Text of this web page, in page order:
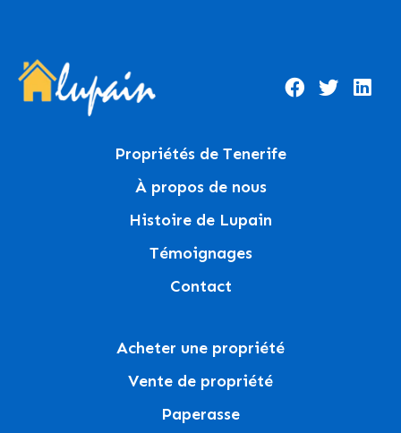
Propriétés de Tenerife
À propos de nous
Histoire de Lupain
Témoignages
Contact
Acheter une propriété
Vente de propriété
Paperasse